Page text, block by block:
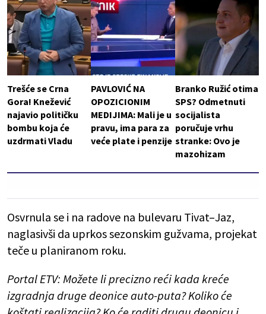
Trešće se Crna
Gora! Knežević
najavio političku
bombu koja će
uzdrmati Vladu
PAVLOVIĆ NA
OPOZICIONIM
MEDIJIMA: Mali je u
pravu, ima para za
veće plate i penzije
Branko Ružić otima
SPS? Odmetnuti
socijalista
poručuje vrhu
stranke: Ovo je
mazohizam
Osvrnula se i na radove na bulevaru Tivat–Jaz,
naglasivši da uprkos sezonskim gužvama, projekat
teče u planiranom roku.
Portal ETV: Možete li precizno reći kada kreće
izgradnja druge deonice auto-puta? Koliko će